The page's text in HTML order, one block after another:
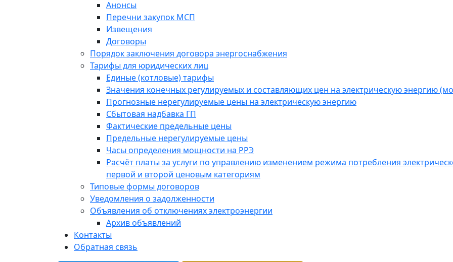
Анонсы
Перечни закупок МСП
Извещения
Договоры
Порядок заключения договора энергоснабжения
Тарифы для юридических лиц
Единые (котловые) тарифы
Значения конечных регулируемых и составляющих цен на электрическую энергию
Прогнозные нерегулируемые цены на электрическую энергию
Сбытовая надбавка ГП
Фактические предельные цены
Предельные нерегулируемые цены
Часы определения мощности на РРЭ
Расчёт платы за услуги по управлению изменением режима потребления
первой и второй ценовым категориям
Типовые формы договоров
Уведомления о задолженности
Объявления об отключениях электроэнергии
Архив объявлений
Контакты
Обратная связь